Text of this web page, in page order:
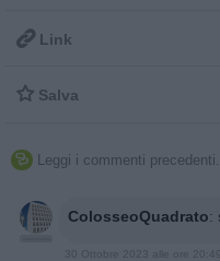
 Link
 Salva
 Leggi i commenti precedenti...
ColosseoQuadrato:
30 Ottobre 2023 alle ore 20:49